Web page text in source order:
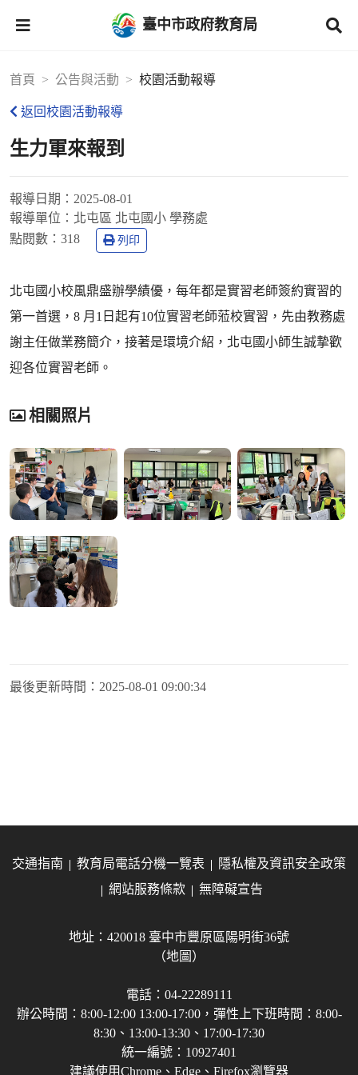
臺中市政府教育局
首頁 公告與活動 校園活動報導
返回校園活動報導
生力軍來報到
報導日期： 2025-08-01
報導單位： 北屯區 北屯國小 學務處
點閱數： 318 列印
北屯國小校風鼎盛辦學績優，每年都是實習老師簽約實習的
第一首選，8 月1日起有10位實習老師蒞校實習，先由教務處
謝主任做業務簡介，接著是環境介紹，北屯國小師生誠摯歡
迎各位實習老師。
相關照片
最後更新時間： 2025-08-01 09:00:34
交通指南 教育局電話分機一覽表
隱私權及資訊安全政策
網站服務條款
無障礙宣告
地址：420018 臺中市豐原區陽明街36號
（地圖）
電話：04-22289111
辦公時間：8:00-12:00 13:00-17:00，彈性上下班時間：8:00-
8:30、13:00-13:30、17:00-17:30
統一編號：10927401
建議使用Chrome、Edge、Firefox瀏覽器